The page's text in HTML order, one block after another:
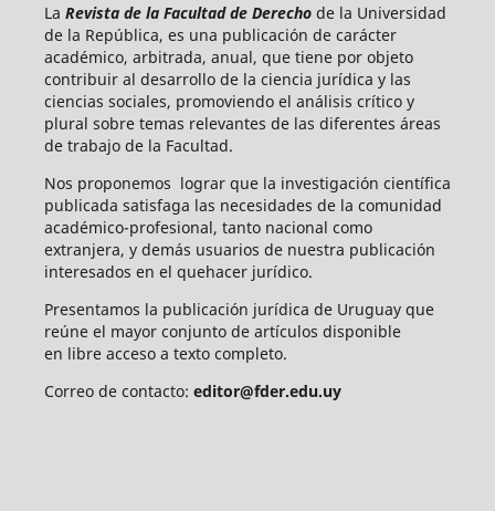
La Revista de la Facultad de Derecho de la Universidad
de la República, es una publicación de carácter
académico, arbitrada, anual, que tiene por objeto
contribuir al desarrollo de la ciencia jurídica y las
ciencias sociales, promoviendo el análisis crítico y
plural sobre temas relevantes de las diferentes áreas
de trabajo de la Facultad.
Nos proponemos lograr que la investigación científica
publicada satisfaga las necesidades de la comunidad
académico-profesional, tanto nacional como
extranjera, y demás usuarios de nuestra publicación
interesados en el quehacer jurídico.
Presentamos la publicación jurídica de Uruguay que
reúne el mayor conjunto de artículos disponible
en libre acceso a texto completo.
Correo de contacto: editor@fder.edu.uy